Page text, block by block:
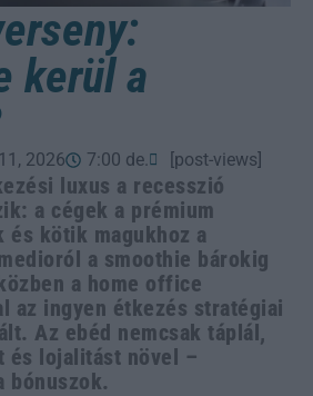
kerül a
2026 7:00 de. [post-views]
luxus a recesszió
a cégek a prémium
és kötik magukhoz a
a smoothie bárokig
a home office
az ingyen étkezés stratégiai
Az ebéd nemcsak táplál,
és lojalitást növel –
bónuszok.